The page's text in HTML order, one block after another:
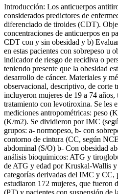
Introducción: Los anticuerpos
considerados predictores de
diferenciado de tiroides (CDT).
concentraciones de anticuerpos en
CDT con y sin obesidad y b)
en estas pacientes con sobrepeso u
indicador de riesgo de recidiva o
teniendo presente que la obesidad
desarrollo de cáncer. Materiales y
observacional, descriptivo, de corte
incluyeron mujeres de 19 a 74
tratamiento con levotiroxina. Se les
mediciones antropométricas: peso
(K/m2). Se dividieron por IMC
grupos: a- normopeso, b- con
contorno de cintura (CC, según
abdominal (S/O) b- Con obesidad
análisis bioquímicos: ATG y
de ATG y edad por Kruskal-Wallis
categorías derivadas del IMC y CC,
estudiaron 172 mujeres, que fueron
(PT) y pacientes con suspensión de